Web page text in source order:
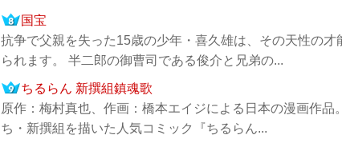
国宝
抗争で父親を失った15歳の少年・喜久雄は、その天性の
られます。 半二郎の御曹司である俊介と兄弟の...
ちるらん 新撰組鎮魂歌
原作：梅村真也、作画：橋本エイジによる日本の漫画作
ち・新撰組を描いた人気コミック『ちるらん...